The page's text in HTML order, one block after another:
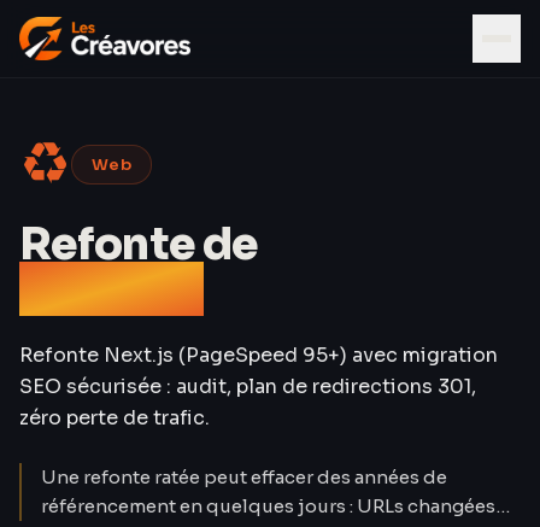
♻ Web
Refonte de
site web
Refonte Next.js (PageSpeed 95+) avec migration
SEO sécurisée : audit, plan de redirections 301,
zéro perte de trafic.
Une refonte ratée peut effacer des années de
référencement en quelques jours : URLs changées